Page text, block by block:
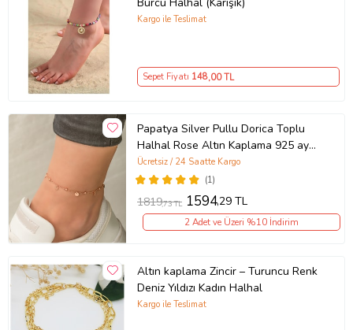
Burcu Halhal (Karışık)
Kargo ile Teslimat
Sepet Fiyatı 148,00 TL
Papatya Silver Pullu Dorica Toplu
Halhal Rose Altın Kaplama 925 ayar
Gümüş
(1)
Ücretsiz / 24 Saatte Kargo
1819,73 TL 1594,29 TL
2 Adet ve Üzeri %10 İndirim
Altın kaplama Zincir – Turuncu Renk
Deniz Yıldızı Kadın Halhal
Kargo ile Teslimat